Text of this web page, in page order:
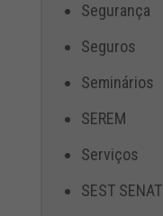
Segurança
Seguros
Seminários
SEREM
Serviços
SEST SENAT